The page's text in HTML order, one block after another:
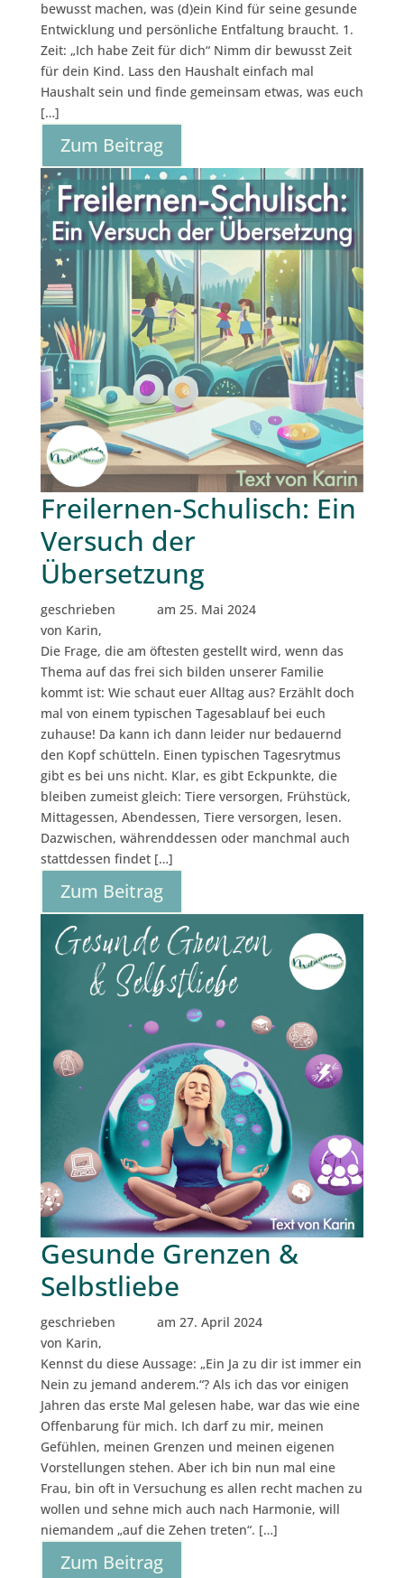
bewusst machen, was (d)ein Kind für seine gesunde
Entwicklung und persönliche Entfaltung braucht. 1.
Zeit: „Ich habe Zeit für dich“ Nimm dir bewusst Zeit
für dein Kind. Lass den Haushalt einfach mal
Haushalt sein und finde gemeinsam etwas, was euch
[…]
Zum Beitrag
Freilernen-Schulisch: Ein
Versuch der
Übersetzung
geschrieben
von Karin,
am 25. Mai 2024
Die Frage, die am öftesten gestellt wird, wenn das
Thema auf das frei sich bilden unserer Familie
kommt ist: Wie schaut euer Alltag aus? Erzählt doch
mal von einem typischen Tagesablauf bei euch
zuhause! Da kann ich dann leider nur bedauernd
den Kopf schütteln. Einen typischen Tagesrytmus
gibt es bei uns nicht. Klar, es gibt Eckpunkte, die
bleiben zumeist gleich: Tiere versorgen, Frühstück,
Mittagessen, Abendessen, Tiere versorgen, lesen.
Dazwischen, währenddessen oder manchmal auch
stattdessen findet […]
Zum Beitrag
Gesunde Grenzen &
Selbstliebe
geschrieben
von Karin,
am 27. April 2024
Kennst du diese Aussage: „Ein Ja zu dir ist immer ein
Nein zu jemand anderem.“? Als ich das vor einigen
Jahren das erste Mal gelesen habe, war das wie eine
Offenbarung für mich. Ich darf zu mir, meinen
Gefühlen, meinen Grenzen und meinen eigenen
Vorstellungen stehen. Aber ich bin nun mal eine
Frau, bin oft in Versuchung es allen recht machen zu
wollen und sehne mich auch nach Harmonie, will
niemandem „auf die Zehen treten“. […]
Zum Beitrag